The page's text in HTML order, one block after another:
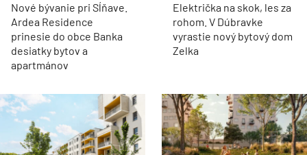
Nové bývanie pri Sĺňave.
Ardea Residence
prinesie do obce Banka
desiatky bytov a
apartmánov
Električka na skok, les za
rohom. V Dúbravke
vyrastie nový bytový dom
Zelka